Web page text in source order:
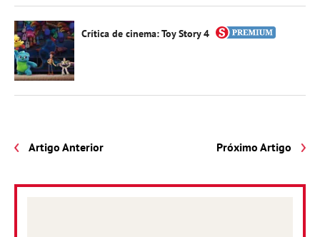
Crítica de cinema: Toy Story 4
Artigo Anterior Próximo Artigo